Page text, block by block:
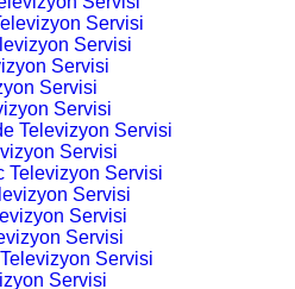
Servisi
Servisi
Servisi
Servisi
Servisi
Televizyon Servisi
Servisi
Televizyon Servisi
Servisi
Servisi
Servisi
Servisi
Servisi